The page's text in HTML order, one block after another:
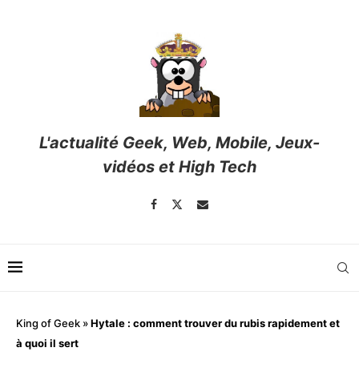
L'actualité Geek, Web, Mobile, Jeux-
vidéos et High Tech
King of Geek »Hytale : comment trouver du rubis rapidement et
à quoi il sert